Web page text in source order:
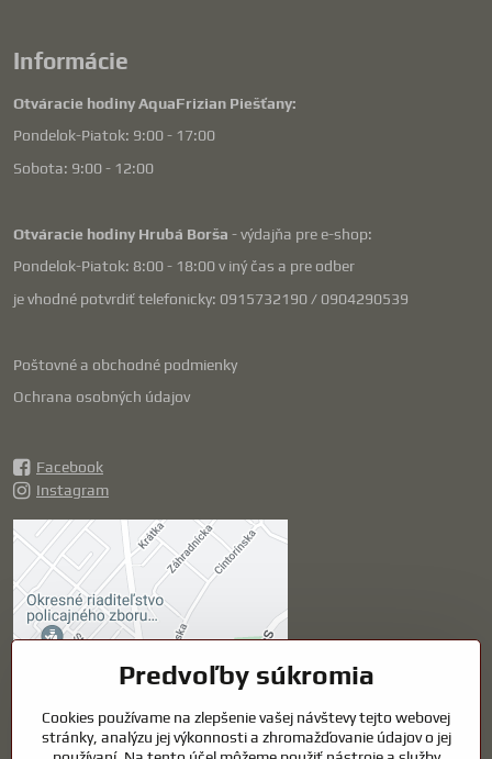
Informácie
Otváracie hodiny AquaFrizian Piešťany:
Pondelok-Piatok: 9:00 - 17:00
Sobota: 9:00 - 12:00
Otváracie hodiny Hrubá Borša - výdajňa pre e-shop:
Pondelok-Piatok: 8:00 - 18:00 v iný čas a pre odber
je vhodné potvrdiť telefonicky: 0915732190 / 0904290539
Poštovné a obchodné podmienky
Ochrana osobných údajov
Facebook
Instagram
Externý obsah je
blokovaný Voľbami
súkromia
Prajete si načítať externý obsah?
Povoliť tentokrát
Predvoľby súkromia
Cookies používame na zlepšenie vašej návštevy tejto webovej
stránky, analýzu jej výkonnosti a zhromažďovanie údajov o jej